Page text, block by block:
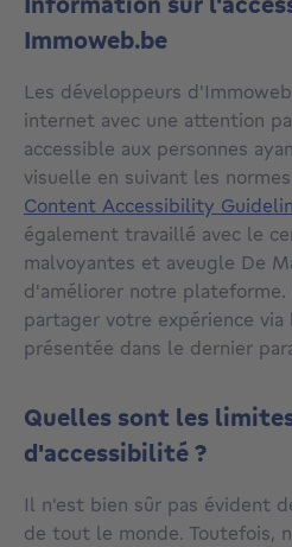
Immoweb.be
Les développeurs
internet avec une attention
accessible aux personnes
visuelle en suivant les
Content Accessibility
également travaillé avec le
malvoyantes et aveugle De
d'améliorer notre plateforme.
partager votre expérience
présentée dans le dernier
Quelles sont les
d'accessibilité ?
Il n'est bien sûr pas évident
de tout le monde. Toutefois,